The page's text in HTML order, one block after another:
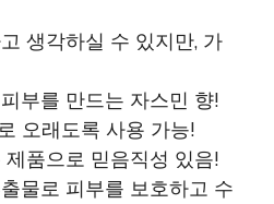
생각하실 수 있지만, 가
부를 만드는 자스민 향!
오래도록 사용 가능!
품으로 믿음직성 있음!
물로 피부를 보호하고 수